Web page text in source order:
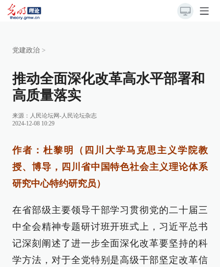
党建政治 >
推动全面深化改革高水平部署和
高质量落实
来源： 人民论坛网-人民论坛杂志
2024-12-08 10:29
作者：杜黎明（四川大学马克思主义学院教
授、博导，四川省中国特色社会主义理论体系
研究中心特约研究员）
在省部级主要领导干部学习贯彻党的二十届三
中全会精神专题研讨班开班式上，习近平总书
记深刻阐述了进一步全面深化改革要坚持的科
学方法，对于全党特别是高级干部坚定改革信